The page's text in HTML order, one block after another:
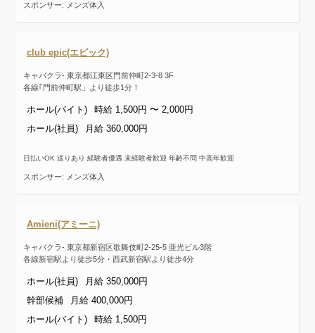
スポンサー: メンズ体入
club epic(エピック)
キャバクラ- 東京都江東区門前仲町2-3-8 3F
各線｢門前仲町駅」より徒歩1分！
ホール(バイト)
時給 1,500円 〜 2,000円
ホール(社員)
月給 360,000円
日払いOK 送りあり 経験者優遇 未経験者歓迎 年齢不問 中高年歓迎
スポンサー: メンズ体入
Amieni(アミーニ)
キャバクラ- 東京都新宿区歌舞伎町2-25-5 亜光ビル3階
各線新宿駅より徒歩5分・西武新宿駅より徒歩4分
ホール(社員)
月給 350,000円
幹部候補
月給 400,000円
ホール(バイト)
時給 1,500円